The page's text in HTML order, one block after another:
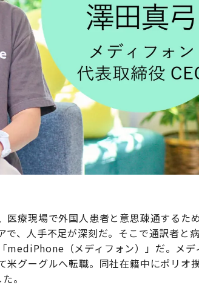
療現場で外国人患者と意思疎通するた
、人手不足が深刻だ。そこで通訳者と
mediPhone（メディフォン）」だ。メデ
グーグルへ転職。同社在籍中にポリオ
。